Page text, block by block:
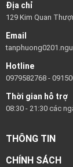
Địa chỉ
129 Kim Quan
Email
Hotline
0979582768 -
Thời gian hỗ trợ
08:30 - 21:30 các
THÔNG TIN
CHÍNH SÁCH